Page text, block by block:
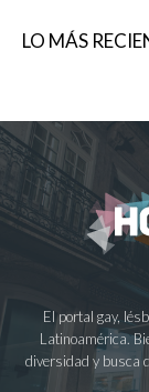
LO MÁS
El portal gay,
Latinoamérica.
diversidad y busca